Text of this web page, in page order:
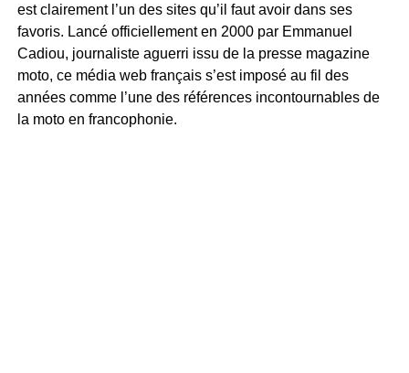
est clairement l’un des sites qu’il faut avoir dans ses
favoris. Lancé officiellement en 2000 par Emmanuel
Cadiou, journaliste aguerri issu de la presse magazine
moto, ce média web français s’est imposé au fil des
années comme l’une des références incontournables de
la moto en francophonie.